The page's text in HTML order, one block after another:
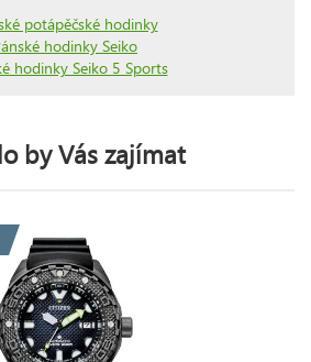
potápěčské hodinky
hodinky Seiko
hodinky Seiko 5 Sports
by Vás zajímat